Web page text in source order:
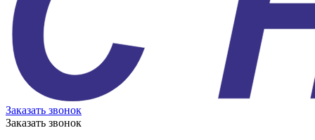
Заказать звонок
Заказать звонок